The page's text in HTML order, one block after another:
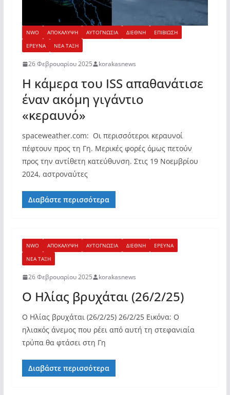
NWO ΑΠΟΚΑΛΥΨΗ ΑΥΤΟΓΝΩΣΙΑ ΔΙΕΘΝΗ
ΕΠΙΒΙΩΣΗ
ΕΡΕΥΝΑ
ΝΕΑ ΤΑΞΗ
26 Φεβρουαρίου 2025 korakasnews
Η κάμερα του ISS απαθανάτισε
έναν ακόμη γιγάντιο
«κεραυνό»
spaceweather.com: Οι περισσότεροι κεραυνοί
πέφτουν προς τη Γη. Μερικές φορές όμως πετούν
προς την αντίθετη κατεύθυνση. Στις 19 Νοεμβρίου
2024, αστροναύτες
Διαβάστε περισσότερα
NWO ΑΠΟΚΑΛΥΨΗ ΑΥΤΟΓΝΩΣΙΑ ΔΙΕΘΝΗ
ΕΡΕΥΝΑ
ΝΕΑ ΤΑΞΗ
26 Φεβρουαρίου 2025 korakasnews
Ο Ηλίας βρυχάται (26/2/25)
Ο Ηλίας βρυχάται (26/2/25) 26/2/25 Εικόνα: Ο
ηλιακός άνεμος που ρέει από αυτή τη στεφανιαία
τρύπα θα φτάσει στη Γη
Διαβάστε περισσότερα